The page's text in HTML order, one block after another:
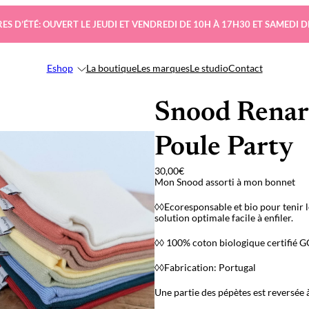
D’ÉTÉ: OUVERT LE JEUDI ET VENDREDI DE 10H À 17H30 ET SAMEDI
Eshop La boutiqueLes marquesLe studioContact
Snood
Poule Party
30,00€
Mon Snood assorti à mon bonnet
◊◊Ecoresponsable et bio pour tenir
solution optimale facile à enfiler.
◊◊ 100% coton biologique certifié
◊◊Fabrication: Portugal
Une partie des pépètes est reversée